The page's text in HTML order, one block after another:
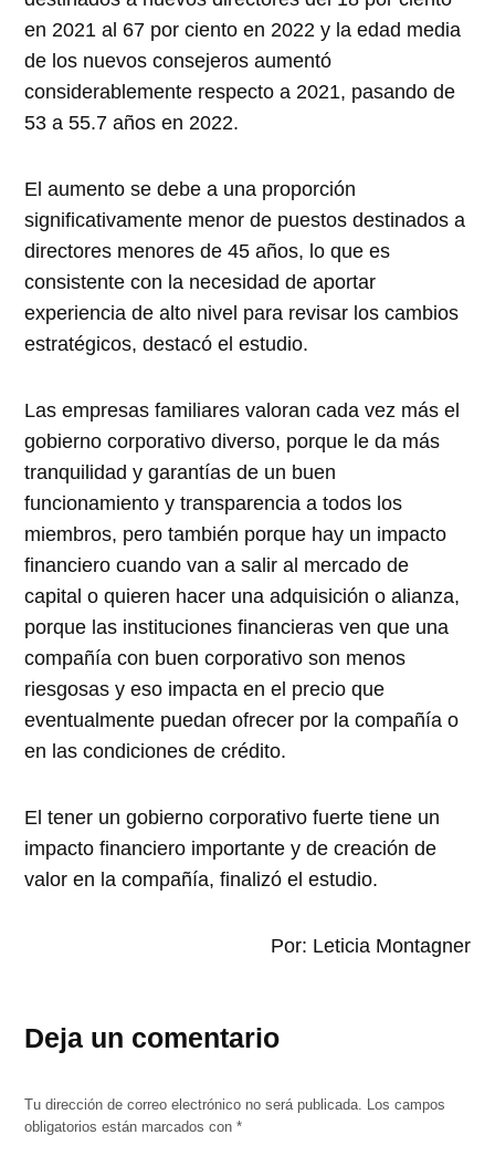
en 2021 al 67 por ciento en 2022 y la edad media
de los nuevos consejeros aumentó
considerablemente respecto a 2021, pasando de
53 a 55.7 años en 2022.
El aumento se debe a una proporción
significativamente menor de puestos destinados a
directores menores de 45 años, lo que es
consistente con la necesidad de aportar
experiencia de alto nivel para revisar los cambios
estratégicos, destacó el estudio.
Las empresas familiares valoran cada vez más el
gobierno corporativo diverso, porque le da más
tranquilidad y garantías de un buen
funcionamiento y transparencia a todos los
miembros, pero también porque hay un impacto
financiero cuando van a salir al mercado de
capital o quieren hacer una adquisición o alianza,
porque las instituciones financieras ven que una
compañía con buen corporativo son menos
riesgosas y eso impacta en el precio que
eventualmente puedan ofrecer por la compañía o
en las condiciones de crédito.
El tener un gobierno corporativo fuerte tiene un
impacto financiero importante y de creación de
valor en la compañía, finalizó el estudio.
Por: Leticia Montagner
Deja un comentario
Tu dirección de correo electrónico no será publicada. Los campos
obligatorios están marcados con*